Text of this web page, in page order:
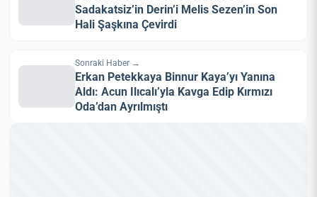
Sadakatsiz’in Derin’i Melis Sezen’in Son
Hali Şaşkına Çevirdi
Sonraki Haber →
Erkan Petekkaya Binnur Kaya’yı Yanına
Aldı: Acun Ilıcalı’yla Kavga Edip Kırmızı
Oda’dan Ayrılmıştı